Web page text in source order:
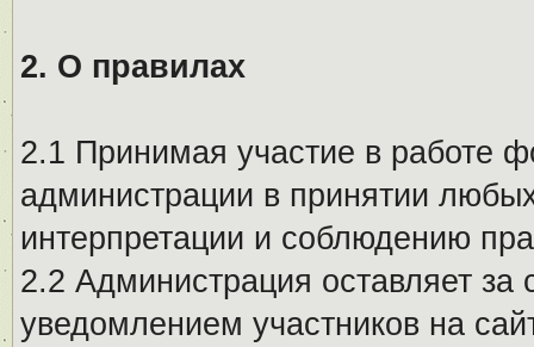
2. О правилах
2.1 Принимая участие в работе
администрации в принятии
интерпретации и соблюдению
2.2 Администрация оставляет
уведомлением участников на